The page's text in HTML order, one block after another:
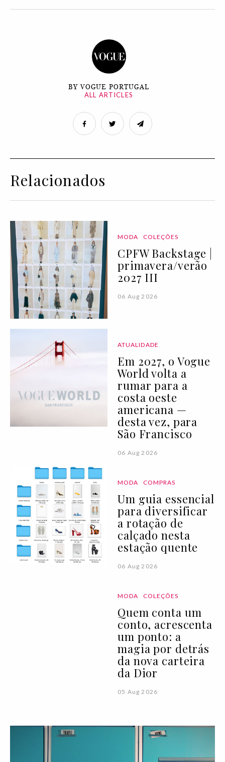
BY VOGUE PORTUGAL
ALL ARTICLES
Relacionados
MODA COLEÇÕES
CPFW Backstage |
primavera/verão
2027 III
06 Aug 2026
ATUALIDADE
Em 2027, o Vogue
World volta a
rumar para a
costa oeste
americana —
desta vez, para
São Francisco
06 Aug 2026
MODA COMPRAS
Um guia essencial
para diversificar
a rotação de
calçado nesta
estação quente
06 Aug 2026
MODA COLEÇÕES
Quem conta um
conto, acrescenta
um ponto: a
magia por detrás
da nova carteira
da Dior
05 Aug 2026